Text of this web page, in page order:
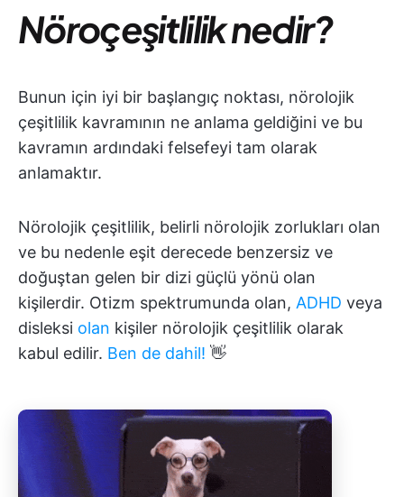
Nöroçeşitlilik nedir?
Bunun için iyi bir başlangıç noktası, nörolojik
çeşitlilik kavramının ne anlama geldiğini ve bu
kavramın ardındaki felsefeyi tam olarak
anlamaktır.
Nörolojik çeşitlilik, belirli nörolojik zorlukları olan
ve bu nedenle eşit derecede benzersiz ve
doğuştan gelen bir dizi güçlü yönü olan
kişilerdir. Otizm spektrumunda olan, ADHD veya
disleksi olan kişiler nörolojik çeşitlilik olarak
kabul edilir. Ben de dahil! 👋